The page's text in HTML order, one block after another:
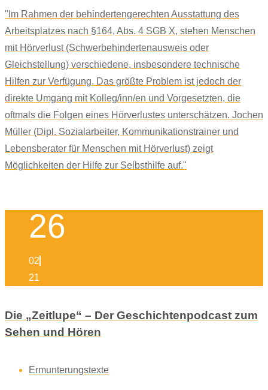
"Im Rahmen der behindertengerechten Ausstattung des
Arbeitsplatzes nach §164, Abs. 4 SGB X, stehen Menschen
mit Hörverlust (Schwerbehindertenausweis oder
Gleichstellung) verschiedene, insbesondere technische
Hilfen zur Verfügung. Das größte Problem ist jedoch der
direkte Umgang mit Kolleg/inn/en und Vorgesetzten, die
oftmals die Folgen eines Hörverlustes unterschätzen. Jochen
Müller (Dipl. Sozialarbeiter, Kommunikationstrainer und
Lebensberater für Menschen mit Hörverlust) zeigt
Möglichkeiten der Hilfe zur Selbsthilfe auf."
26
02
21
Die „Zeitlupe“ – Der Geschichtenpodcast zum
Sehen und Hören
Ermunterungstexte